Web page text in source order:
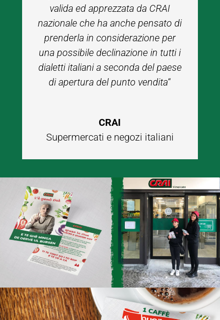
valida ed apprezzata da CRAI
nazionale che ha anche pensato di
prenderla in considerazione per
una possibile declinazione in tutti i
dialetti italiani a seconda del paese
di apertura del punto vendita“
CRAI
Supermercati e negozi italiani